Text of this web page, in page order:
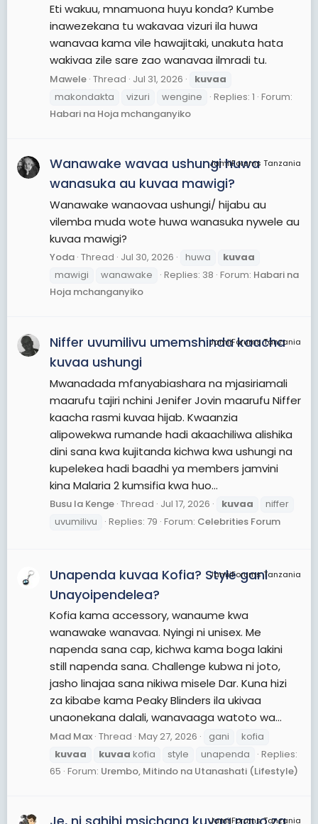
Eti wakuu, mnamuona huyu konda? Kumbe
inawezekana tu wakavaa vizuri ila huwa
wanavaa kama vile hawajitaki, unakuta hata
wakivaa zile sare zao wanavaa ilmradi tu.
Mawele Thread Jul 31, 2026
kuvaa
makondakta
vizuri wengine Replies: 1 Forum:
Habari na Hoja mchanganyiko
JamiiForums Tanzania
Wanawake wavaa ushungi huwa
wanasuka au kuvaa mawigi?
Wanawake wanaovaa ushungi/ hijabu au
vilemba muda wote huwa wanasuka nywele au
kuvaa mawigi?
Yoda Thread Jul 30, 2026 huwa
kuvaa
mawigi
wanawake Replies: 38 Forum: Habari na
Hoja mchanganyiko
JamiiForums Tanzania
Niffer uvumilivu umemshinda kaacha
kuvaa ushungi
Mwanadada mfanyabiashara na mjasiriamali
maarufu tajiri nchini Jenifer Jovin maarufu Niffer
kaacha rasmi kuvaa hijab. Kwaanzia
alipowekwa rumande hadi akaachiliwa alishika
dini sana kwa kujitanda kichwa kwa ushungi na
kupelekea hadi baadhi ya members jamvini
kina Malaria 2 kumsifia kwa huo...
Busu la Kenge Thread Jul 17, 2026 kuvaa
niffer
uvumilivu
Replies: 79 Forum: Celebrities Forum
JamiiForums Tanzania
Unapenda kuvaa Kofia? Style gani
Unayoipendelea?
Kofia kama accessory, wanaume kwa
wanawake wanavaa. Nyingi ni unisex. Me
napenda sana cap, kichwa kama boga lakini
still napenda sana. Challenge kubwa ni joto,
jasho linajaa sana nikiwa misele Dar. Kuna hizi
za kibabe kama Peaky Blinders ila ukivaa
unaonekana dalali, wanavaaga watoto wa...
Mad Max Thread May 27, 2026 gani
kofia
kuvaa
kuvaa kofia style unapenda
Replies:
65 Forum: Urembo, Mitindo na Utanashati (Lifestyle)
JamiiForums Tanzania